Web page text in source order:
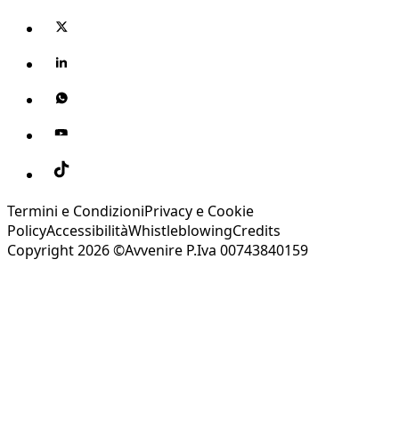
Termini e CondizioniPrivacy e Cookie
PolicyAccessibilitàWhistleblowingCredits
Copyright 2026 ©Avvenire P.Iva 00743840159